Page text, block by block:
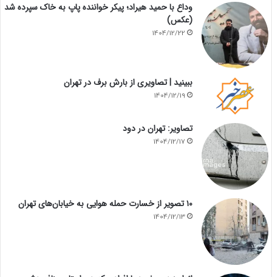
وداع با حمید هیراد؛ پیکر خواننده پاپ به خاک سپرده شد
(عکس)
1404/12/22
ببینید | تصاویری از بارش برف در تهران
1404/12/19
تصاویر: تهران در دود
1404/12/17
۱۰ تصویر از خسارت حمله هوایی به خیابان‌های تهران
1404/12/13